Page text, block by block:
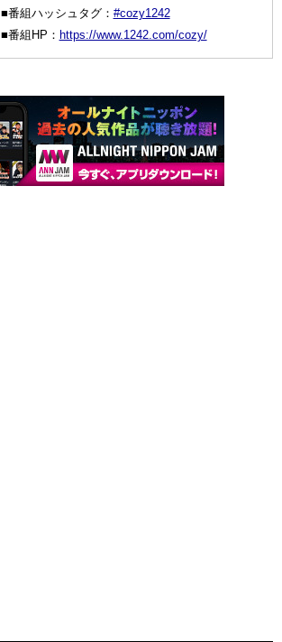
■番組ハッシュタグ： #cozy1242
■番組HP： https://www.1242.com/cozy/